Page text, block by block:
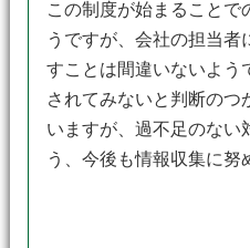
この制度が始まることで
うですが、会社の担当者
すことは間違いないよう
されてみないと判断のつ
いますが、過不足のない
う、今後も情報収集に努